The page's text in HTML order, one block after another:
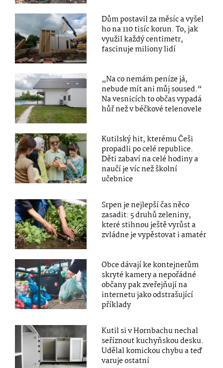
Dům postavil za měsíc a vyšel
ho na 110 tisíc korun. To, jak
využil každý centimetr,
fascinuje miliony lidí
„Na co nemám peníze já,
nebude mít ani můj soused.“
Na vesnicích to občas vypadá
hůř než v béčkové telenovele
Kutilský hit, kterému Češi
propadli po celé republice.
Děti zabaví na celé hodiny a
naučí je víc než školní
učebnice
Srpen je nejlepší čas něco
zasadit: 5 druhů zeleniny,
které stihnou ještě vyrůst a
zvládne je vypěstovat i amatér
Obce dávají ke kontejnerům
skryté kamery a nepořádné
občany pak zveřejňují na
internetu jako odstrašující
příklady
Kutil si v Hornbachu nechal
seříznout kuchyňskou desku.
Udělal komickou chybu a teď
varuje ostatní